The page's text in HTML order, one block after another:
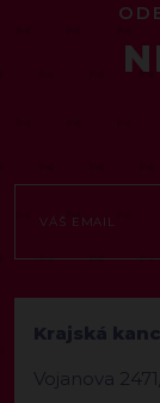
Krajská
Vojanova